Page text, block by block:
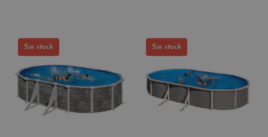
Sin stock Sin stock